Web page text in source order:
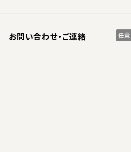
お問い合わせ・ご連絡 任意